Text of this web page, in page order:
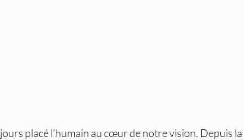
placé l’humain au cœur de notre vision. Depuis la